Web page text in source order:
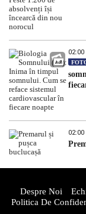
02:00
02:00
Despre Noi
Politica De